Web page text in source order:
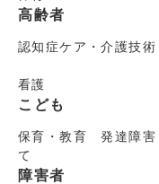
高齢者
認知症ケア・介護技術
看護
こども
保育・教育 発達障
て
障害者